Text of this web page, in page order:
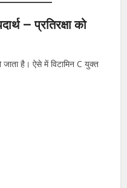
– प्रतिरक्षा को
जाता है। ऐसे में विटामिन C युक्त